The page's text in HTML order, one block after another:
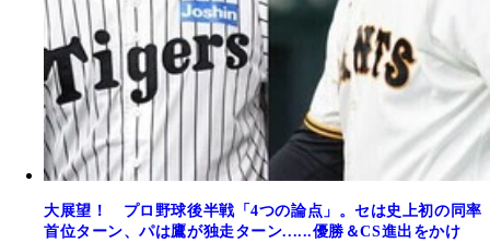
大展望！ プロ野球後半戦「4つの論点」。セは史上初の同率
首位ターン、パは鷹が独走ターン......優勝＆CS進出をかけ